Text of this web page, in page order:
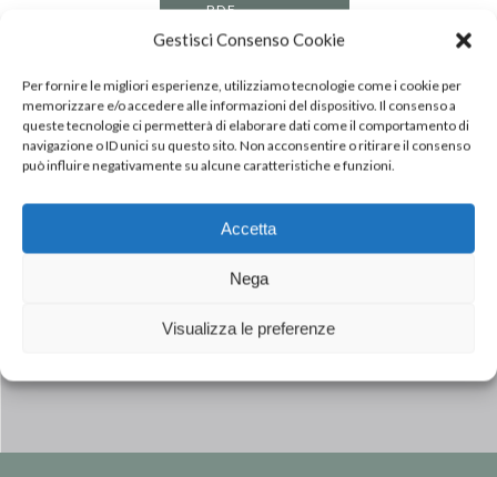
Gestisci Consenso Cookie
Per fornire le migliori esperienze, utilizziamo tecnologie come i cookie per
memorizzare e/o accedere alle informazioni del dispositivo. Il consenso a
queste tecnologie ci permetterà di elaborare dati come il comportamento di
navigazione o ID unici su questo sito. Non acconsentire o ritirare il consenso
può influire negativamente su alcune caratteristiche e funzioni.
Accetta
Nega
Visualizza le preferenze
PDF
Next Post
COLDIRETTI, INALCA E MCDONALD’S
ITÁLIA, JUNTOS PARA UMA INDÚSTRIA
DE CARNE BOVINA ITALIANA